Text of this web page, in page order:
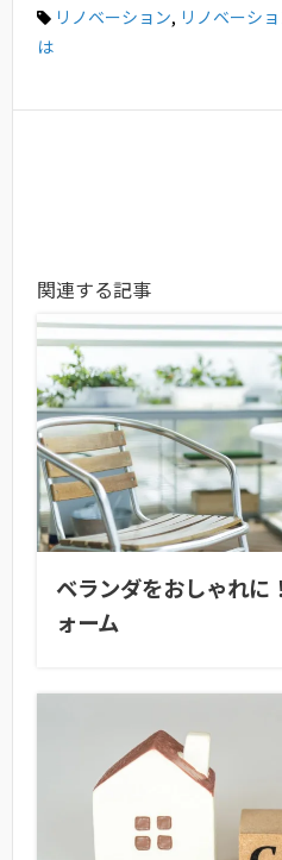
リノベーション, リノベーシ
は
関連する記事
ベランダをおしゃれに
ォーム